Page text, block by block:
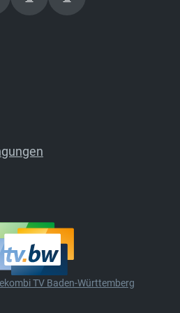
TV Baden-Württemberg